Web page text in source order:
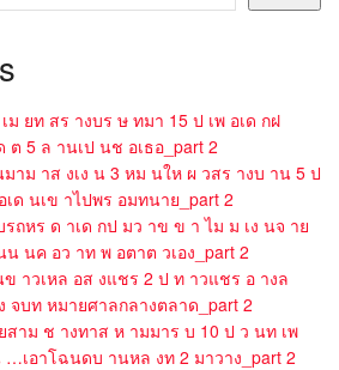
ม ยท สร างบร ษ ทมา 15 ป เพ อเด กฝ
ต 5 ล านเป นช อเธอ_part 2
าม าส งเง น 3 หม นให ผ วสร างบ าน 5 ป
ด นเข าไปพร อมทนาย_part 2
ถหร ด าเด กป มว าข ข า ไม ม เง นจ าย
นค อว าท พ อตาต วเอง_part 2
ข าวเหล อส งแชร 2 ป ท าวแชร อ างล
จบท หมายศาลกลางตลาด_part 2
สาม ช างทาส ห ามมาร บ 10 ป ว นท เพ
…เอาโฉนดบ านหล งท 2 มาวาง_part 2